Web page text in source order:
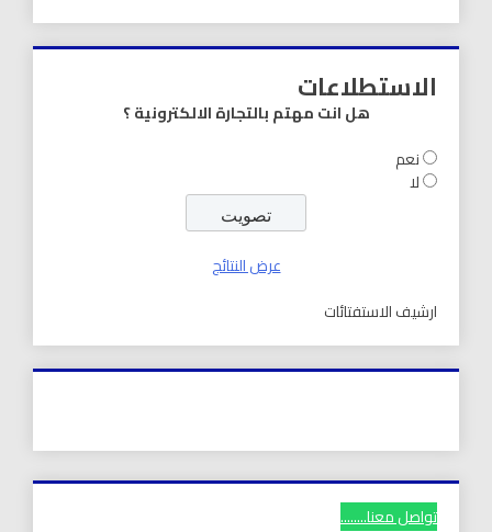
الاستطلاعات
هل انت مهتم بالتجارة الالكترونية ؟
نعم
لا
عرض النتائج
ارشيف الاستفتائات
تواصل معنا........